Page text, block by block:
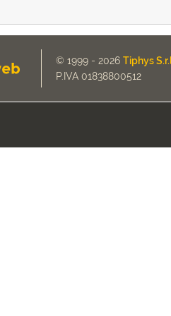
© 1999 - 2026 Tiphys
P.IVA 01838800512